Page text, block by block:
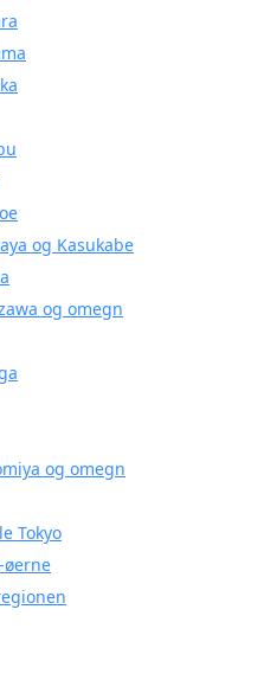
og Kasukabe
og omegn
og omegn
Tokyo
øerne